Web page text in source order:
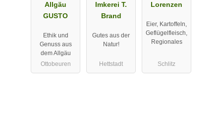
Allgäu
GUSTO
Ethik und
Genuss aus
dem Allgäu
Ottobeuren
Imkerei T.
Brand
Gutes aus der
Natur!
Hettstadt
Lorenzen
Eier, Kartoffeln,
Geflügelfleisch,
Regionales
Schlitz